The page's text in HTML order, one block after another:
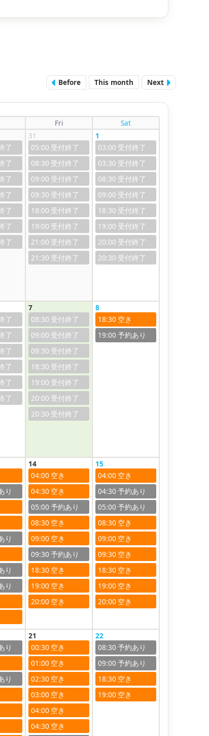
Before This month Next
Fri
Sat
31
05:00
08:30
09:00
09:30
18:00
19:00
21:00
21:30
1
03:00
03:30
08:30
09:00
18:30
19:00
20:00
20:30
7
08:30
09:00
09:30
18:30
19:00
20:00
20:30
8
18:30
19:00
14
04:00
04:30
05:00
08:30
09:00
09:30
18:30
19:00
20:00
15
04:00
04:30
05:00
08:30
09:00
09:30
18:30
19:00
20:00
21
00:30
01:00
02:30
03:00
04:00
04:30
22
08:30
09:00
18:30
19:00